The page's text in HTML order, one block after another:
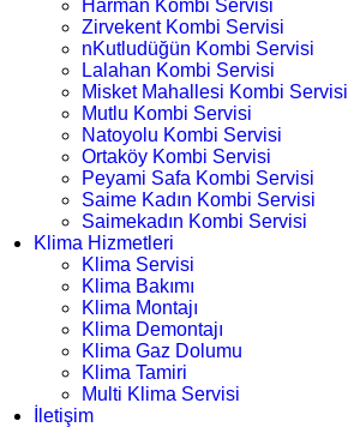
Harman Kombi Servisi
Zirvekent Kombi Servisi
nKutludüğün Kombi Servisi
Lalahan Kombi Servisi
Misket Mahallesi Kombi Servisi
Mutlu Kombi Servisi
Natoyolu Kombi Servisi
Ortaköy Kombi Servisi
Peyami Safa Kombi Servisi
Saime Kadın Kombi Servisi
Saimekadın Kombi Servisi
Klima Hizmetleri
Klima Servisi
Klima Bakımı
Klima Montajı
Klima Demontajı
Klima Gaz Dolumu
Klima Tamiri
Multi Klima Servisi
İletişim